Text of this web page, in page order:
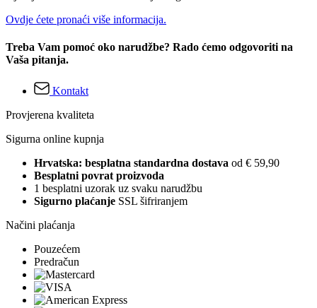
Ovdje ćete pronaći više informacija.
Treba Vam pomoć oko narudžbe? Rado ćemo odgovoriti na
Vaša pitanja.
Kontakt
Provjerena kvaliteta
Sigurna online kupnja
Hrvatska: besplatna standardna dostava od € 59,90
Besplatni povrat proizvoda
1 besplatni uzorak uz svaku narudžbu
Sigurno plaćanje SSL šifriranjem
Načini plaćanja
Pouzećem
Predračun